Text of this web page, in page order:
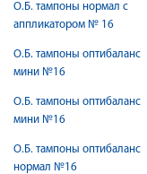
О.Б. тампоны нормал с
аппликатором № 16
О.Б. тампоны оптибаланс
мини №16
О.Б. тампоны оптибаланс
мини №16
О.Б. тампоны оптибаланс
нормал №16